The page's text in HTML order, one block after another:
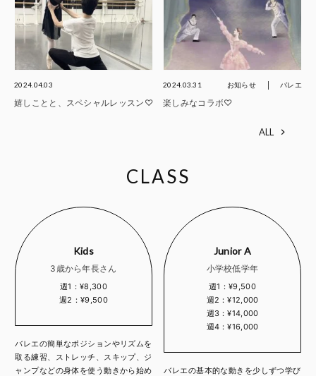
2024.04.03
嬉しことと、スペシャルレッスン♡
2024.03.31 お知らせ バレエ
楽しみなコラボ♡
ALL
CLASS
Kids
3歳から年長さん
週1：¥8,300
週2：¥9,500
バレエの簡単なポジションやリズムを
取る練習、ストレッチ、スキップ、ジ
ャンプなどの身体を使う動きから始め
Junior A
小学校低学年
週1：¥9,500
週2：¥12,000
週3：¥14,000
週4：¥16,000
バレエの基本的な動きを少しずつ学び